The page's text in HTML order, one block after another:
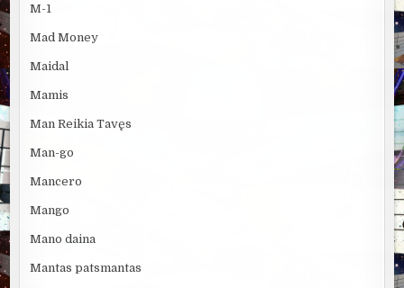
M-1
Mad Money
Maidal
Mamis
Man Reikia Tavęs
Man-go
Mancero
Mango
Mano daina
Mantas patsmantas